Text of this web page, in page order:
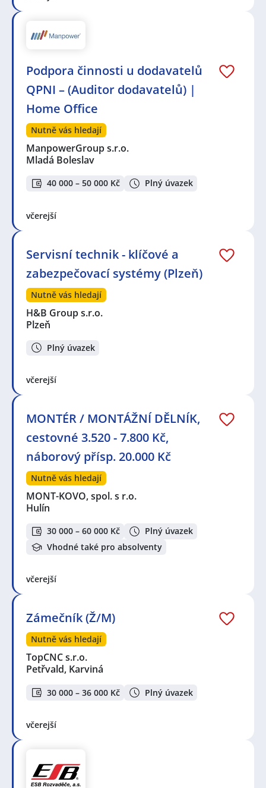
Podpora činnosti u dodavatelů
QPNI – (Auditor dodavatelů) |
Home Office
Nutně vás hledají
ManpowerGroup s.r.o.
Mladá Boleslav
40 000 – 50 000 Kč Plný úvazek
včerejší
Servisní technik - klíčové a
zabezpečovací systémy (Plzeň)
Nutně vás hledají
H&B Group s.r.o.
Plzeň
Plný úvazek
včerejší
MONTÉR / MONTÁŽNÍ DĚLNÍK,
cestovné 3.520 - 7.800 Kč,
náborový přísp. 20.000 Kč
Nutně vás hledají
MONT-KOVO, spol. s r.o.
Hulín
30 000 – 60 000 Kč
Plný úvazek
Vhodné také pro absolventy
včerejší
Zámečník (Ž/M)
Nutně vás hledají
TopCNC s.r.o.
Petřvald, Karviná
30 000 – 36 000 Kč Plný úvazek
včerejší